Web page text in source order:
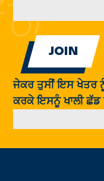
ਜੇਕਰ ਤੁਸੀਂ ਇਸ ਖੇਤਰ
ਕਰਕੇ ਇਸਨੂੰ ਖਾਲੀ ਛੱਡ